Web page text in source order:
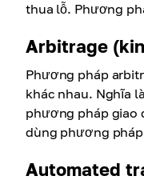
thua lỗ. Phương
Arbitrage
Phương pháp
khác nhau. Nghĩa
phương pháp giao
dùng phương
Automated